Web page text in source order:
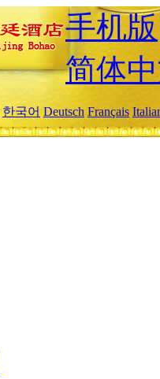
手机版
简体
한국어 Deutsch Français